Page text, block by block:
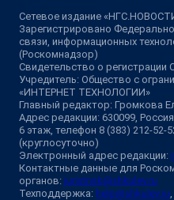
Сетевое издание
Зарегистрировано
связи, информационных
(Роскомнадзор)
Свидетельство о
Учредитель: Общество с
«ИНТЕРНЕТ ТЕХНОЛОГИИ»
Главный редактор: Громкова
Адрес редакции: 630099,
6 этаж, телефон 8 (383) 212-52-
(круглосуточно)
Электронный адрес редакции:
Контактные данные для
органов: juristnsk@shkulev.ru
Техподдержка: help@shkulev.ru